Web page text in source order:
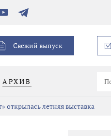
Телеграм
Свежий выпуск
АРХИВ
открылась летняя выставка